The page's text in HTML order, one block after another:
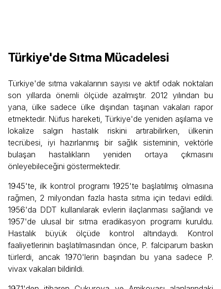
Türkiye'de Sıtma Mücadelesi
Türkiye'de sıtma vakalarının sayısı ve aktif odak noktaları
son yıllarda önemli ölçüde azalmıştır. 2012 yılından bu
yana, ülke sadece ülke dışından taşınan vakaları rapor
etmektedir. Nüfus hareketi, Türkiye'de yeniden aşılama ve
lokalize salgın hastalık riskini artırabilirken, ülkenin
tecrübesi, iyi hazırlanmış bir sağlık sisteminin, vektörle
bulaşan hastalıkların yeniden ortaya çıkmasını
önleyebileceğini göstermektedir.
1945'te, ilk kontrol programı 1925'te başlatılmış olmasına
rağmen, 2 milyondan fazla hasta sıtma için tedavi edildi.
1956'da DDT kullanılarak evlerin ilaçlanması sağlandı ve
1957'de ulusal bir sıtma eradikasyon programı kuruldu.
Hastalık büyük ölçüde kontrol altındaydı. Kontrol
faaliyetlerinin başlatılmasından önce, P. falciparum baskın
türlerdi, ancak 1970'lerin başından bu yana sadece P.
vivax vakaları bildirildi.